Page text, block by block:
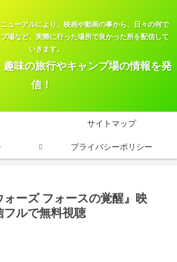
ューアルにより、映画や動画の事から、日々の何で
場など、実際に行った場所で良かった所を配信して
いきます。
趣味の旅行やキャンプ場の情報を発
信！
サイトマップ
プライバシーポリシー
ォーズ フォースの覚醒』映
フルで無料視聴